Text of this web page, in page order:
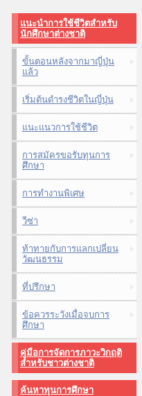
แนะนำการใช้ชีวิตสำหรับ
นักศึกษาต่างชาติ
ขั้นตอนหลังจากมาญี่ปุ่น
แล้ว
เริ่มต้นดำรงชีวิตในญี่ปุ่น
แนะแนวการใช้ชีวิต
การสมัครขอรับทุนการ
ศึกษา
การทำงานพิเศษ
วีซ่า
ท้าทายกับการแลกเปลี่ยน
วัฒนธรรม
ที่ปรึกษา
ข้อควรระวังเมื่อจบการ
ศึกษา
คู่มือการจัดการภาวะวิกฤติ
สำหรับชาวต่างชาติ
ค้นหาทุนการศึกษา